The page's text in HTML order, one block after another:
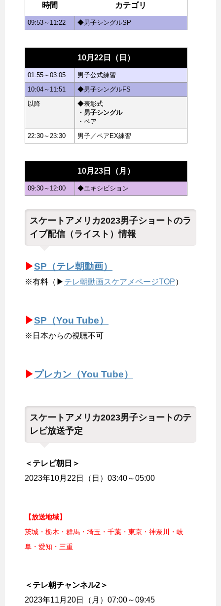
時間 カテゴリ
09:53～11:22 ◆男子シングルSP
10月22日（日）
01:55～03:05
男子公式練習
10:04～11:51
◆男子シングルFS
以降
◆表彰式
・男子シングル
・ペア
22:30～23:30
男子／ペアEX練習
10月23日（月）
09:30～12:00 ◆エキシビション
スケートアメリカ2023男子ショートのラ
イブ配信（ライスト）情報
▶SP（テレ朝動画）
※有料（▶ テレ朝動画スケアメページTOP）
▶SP（You Tube）
※日本からの視聴不可
▶プレカン（You Tube）
スケートアメリカ2023男子ショートのテ
レビ放送予定
＜テレビ朝日＞
2023年10月22日（日）03:40～05:00
【放送地域】
茨城・栃木・群馬・埼玉・千葉・東京・神奈川・岐
阜・愛知・三重
＜テレ朝チャンネル2＞
2023年11月20日（月）07:00～09:45